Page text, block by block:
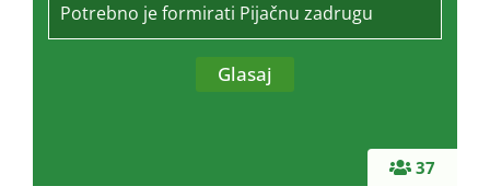
37
Potrebno je formirati Pijačnu zadrugu